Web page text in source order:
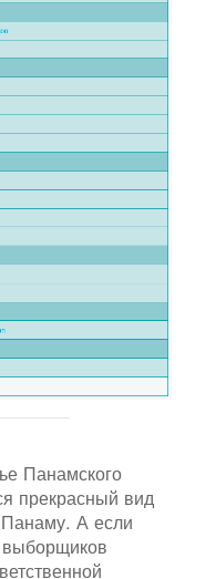
Панамского
прекрасный вид
А если